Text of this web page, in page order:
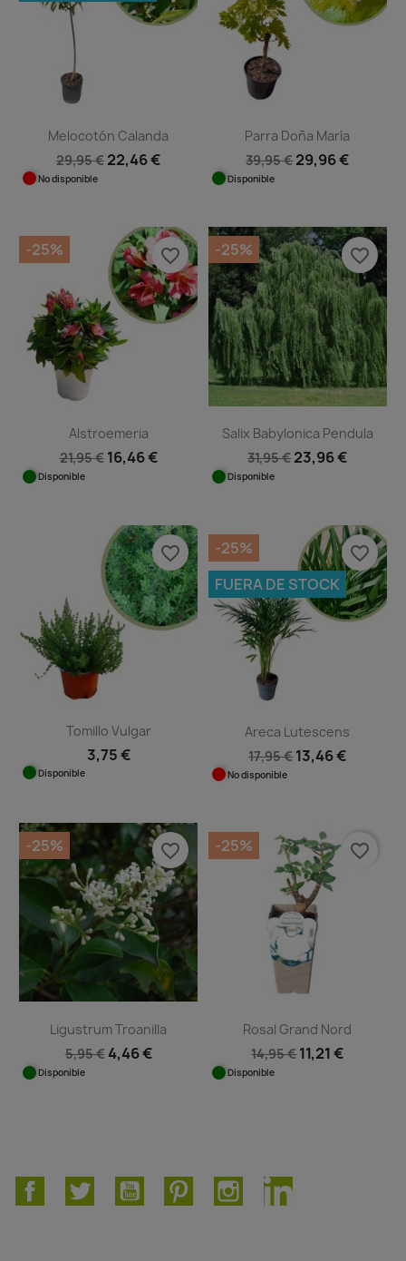
Melocotón Calanda
29,95 € 22,46 €
No disponible
Parra Doña María
39,95 €29,96 €
Disponible
Alstroemeria
21,95 € 16,46 €
Disponible
-25% favorite_border
Salix Babylonica Pendula
31,95 €23,96 €
Disponible
-25% favorite_border
Tomillo Vulgar
3,75 €
Disponible
favorite_border
Areca Lutescens
17,95 €13,46 €
No disponible
-25%
FUERA DE STOCK
favorite_border
Ligustrum Troanilla
5,95 € 4,46 €
Disponible
-25% favorite_border
Rosal Grand Nord
14,95 €11,21 €
Disponible
-25% favorite_border
FacebookTwitter YouTube PinterestInstagramLinkedIn